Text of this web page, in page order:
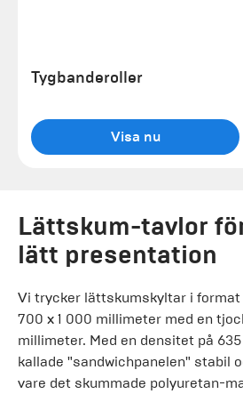
Tygbanderoller
Visa nu
Lättskum-tavlor
lätt presentation
Vi trycker lättskumskyltar i format
700 x 1 000 millimeter med en
millimeter. Med en densitet på
kallade "sandwichpanelen" stabil
vare det skummade polyuretan-